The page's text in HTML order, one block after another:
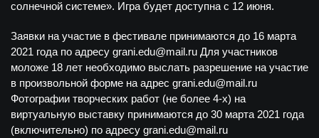
солнечной системе». Игра будет доступна с 12 июня.
Заявки на участие в фестивале принимаются до 16 марта
2021 года по адресу grani.edu@mail.ru Для участников
моложе 18 лет необходимо выслать разрешение на участие
в произвольной форме на адрес grani.edu@mail.ru
Фотографии творческих работ (не более 4-х) на
виртуальную выставку принимаются до 30 марта 2021 года
(включительно) по адресу grani.edu@mail.ru